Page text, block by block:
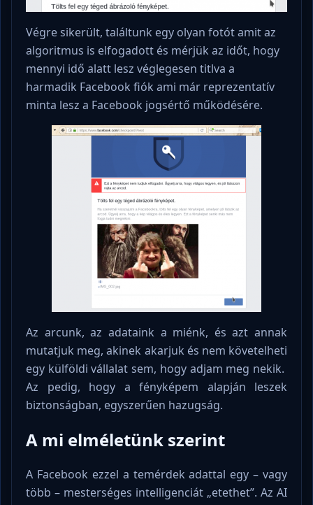
Végre sikerült, találtunk egy olyan fotót amit az
algoritmus is elfogadott és mérjük az időt, hogy
mennyi idő alatt lesz véglegesen titlva a
harmadik Facebook fiók ami már reprezentatív
minta lesz a Facebook jogsértő működésére.
Az arcunk, az adataink a miénk, és azt annak
mutatjuk meg, akinek akarjuk és nem követelheti
egy külföldi vállalat sem, hogy adjam meg nekik.
Az pedig, hogy a fényképem alapján leszek
biztonságban, egyszerűen hazugság.
A mi elméletünk szerint
A Facebook ezzel a temérdek adattal egy – vagy
több – mesterséges intelligenciát „etethet”. Az AI